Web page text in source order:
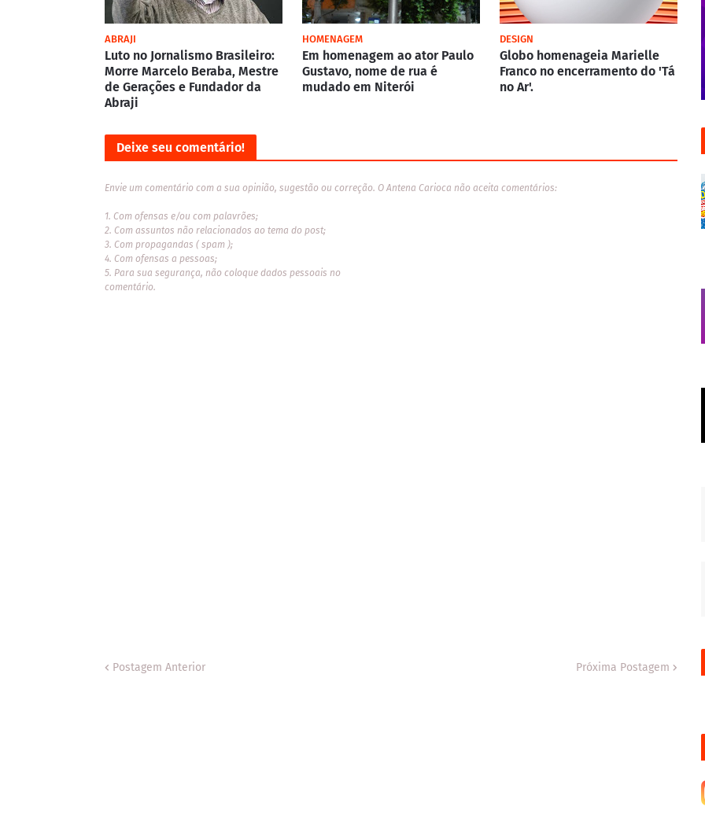
ABRAJI
Luto no Jornalismo Brasileiro:
Morre Marcelo Beraba, Mestre
de Gerações e Fundador da
Abraji
HOMENAGEM
Em homenagem ao ator Paulo
Gustavo, nome de rua é
mudado em Niterói
DESIGN
Globo homenageia Marielle
Franco no encerramento do 'Tá
no Ar'.
Deixe seu comentário!
Envie um comentário com a sua opinião, sugestão ou correção. O Antena Carioca não aceita comentários:
1. Com ofensas e/ou com palavrões;
2. Com assuntos não relacionados ao tema do post;
3. Com propagandas ( spam );
4. Com ofensas a pessoas;
5. Para sua segurança, não coloque dados pessoais no
comentário.
Postagem Anterior Próxima Postagem